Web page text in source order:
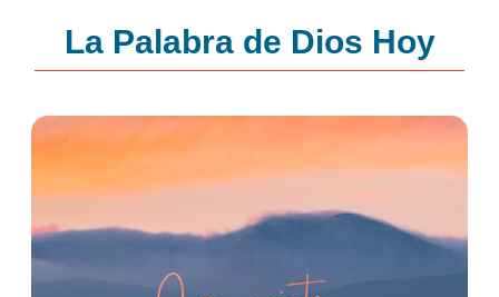
La Palabra de Dios Hoy